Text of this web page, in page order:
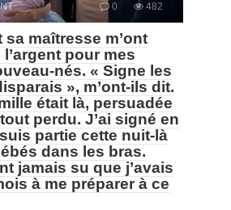
0 482
sa maîtresse m’ont
pour mes
nés. « Signe les
», m’ont-ils dit.
était là, persuadée
perdu. J’ai signé en
partie cette nuit-là
dans les bras.
jamais su que j’avais
à me préparer à ce